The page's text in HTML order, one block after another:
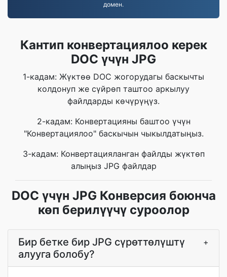
домен.
Кантип конвертациялоо керек
DOC үчүн JPG
1-кадам: Жүктөө DOC жогорудагы баскычты
колдонуп же сүйрөп таштоо аркылуу
файлдарды көчүрүңүз.
2-кадам: Конвертацияны баштоо үчүн
"Конвертациялоо" баскычын чыкылдатыңыз.
3-кадам: Конвертацияланган файлды жүктөп
алыңыз JPG файлдар
DOC үчүн JPG Конверсия боюнча
көп берилүүчү суроолор
Бир бетке бир JPG сүрөттөлүштү
алууга болобу?
+